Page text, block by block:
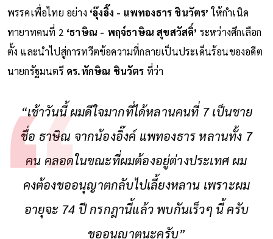
พรรคเพื่อไทย อย่าง ‘อุ๊งอิ๊ง - แพทองธาร ชินวัตร’ ให้กำเนิด
ทายาทคนที่ 2 ‘ธาษิณ - พฤจ์ธาษิณ สุขสวัสดิ์’ ระหว่างศึกเลือก
ตั้ง และนำไปสู่การทวีตข้อความที่กลายเป็นประเด็นร้อนของอดีต
นายกรัฐมนตรี ดร.ทักษิณ ชินวัตร ที่ว่า
“เช้าวันนี้ ผมดีใจมากที่ได้หลานคนที่ 7 เป็นชาย
ชื่อ ธาษิณ จากน้องอิ๊งค์ แพทองธาร หลานทั้ง 7
คน คลอดในขณะที่ผมต้องอยู่ต่างประเทศ ผม
คงต้องขออนุญาตกลับไปเลี้ยงหลาน เพราะผม
อายุจะ 74 ปี กรกฎานี้แล้ว พบกันเร็วๆ นี้ ครับ
ขออนุญาตนะครับ”